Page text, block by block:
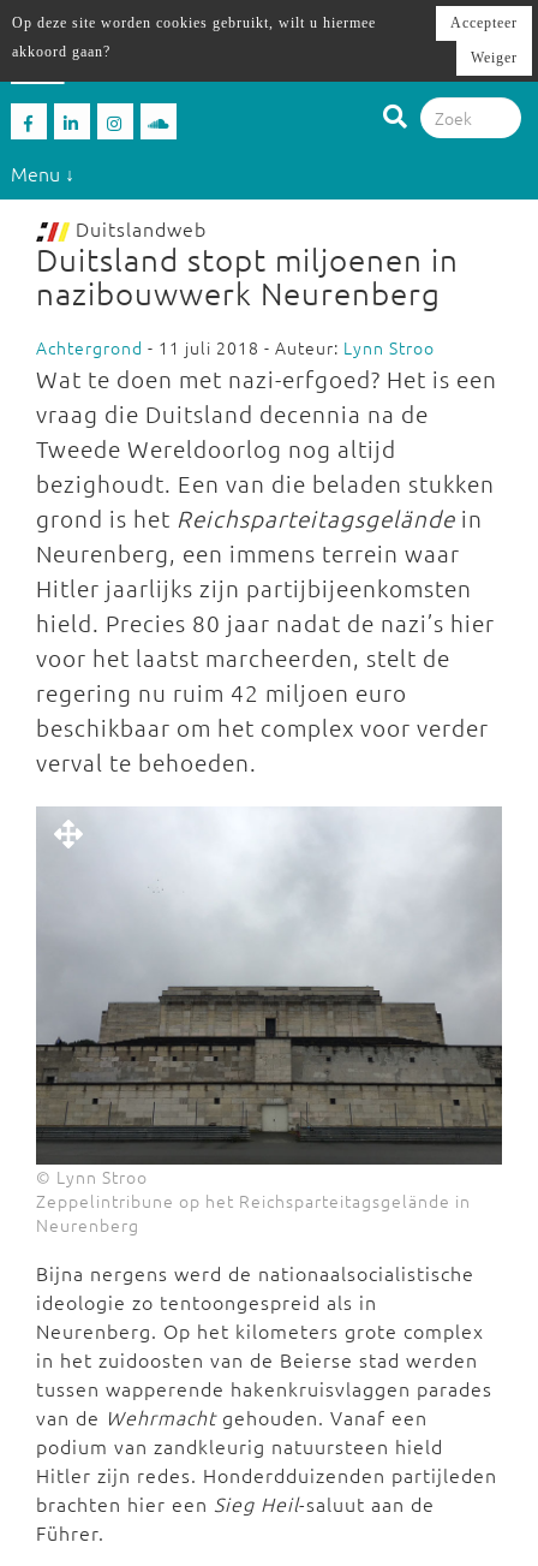
Menu ↓
Duitslandweb
Duitsland stopt miljoenen in
nazibouwwerk Neurenberg
Achtergrond - 11 juli 2018 - Auteur: Lynn Stroo
Wat te doen met nazi-erfgoed? Het is een
vraag die Duitsland decennia na de
Tweede Wereldoorlog nog altijd
bezighoudt. Een van die beladen stukken
grond is het Reichsparteitagsgelände in
Neurenberg, een immens terrein waar
Hitler jaarlijks zijn partijbijeenkomsten
hield. Precies 80 jaar nadat de nazi’s hier
voor het laatst marcheerden, stelt de
regering nu ruim 42 miljoen euro
beschikbaar om het complex voor verder
verval te behoeden.
© Lynn Stroo
Zeppelintribune op het Reichsparteitagsgelände in
Neurenberg
Bijna nergens werd de nationaalsocialistische
ideologie zo tentoongespreid als in
Neurenberg. Op het kilometers grote complex
in het zuidoosten van de Beierse stad werden
tussen wapperende hakenkruisvlaggen parades
van de Wehrmachtgehouden. Vanaf een
podium van zandkleurig natuursteen hield
Hitler zijn redes. Honderdduizenden partijleden
brachten hier een Sieg Heil-saluut aan de
Führer.
Op deze site worden cookies gebruikt, wilt u hiermee
akkoord gaan?
Accepteer
Weiger